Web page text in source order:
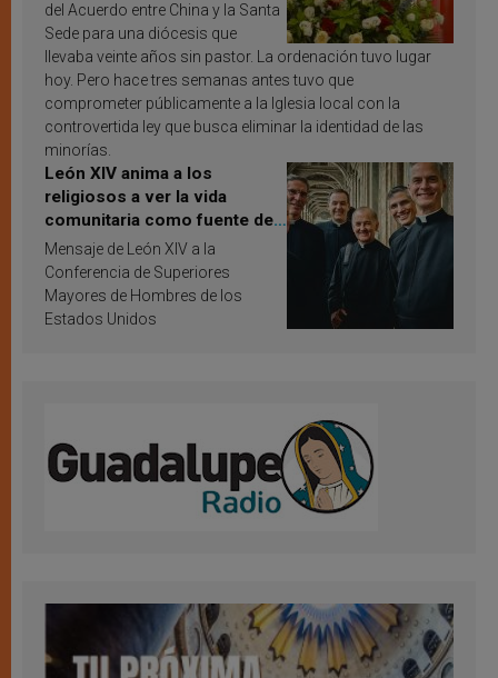
del Acuerdo entre China y la Santa
Sede para una diócesis que
llevaba veinte años sin pastor. La ordenación tuvo lugar
hoy. Pero hace tres semanas antes tuvo que
comprometer públicamente a la Iglesia local con la
controvertida ley que busca eliminar la identidad de las
minorías.
León XIV anima a los
religiosos a ver la vida
comunitaria como fuente de
inspiración y santificación
Mensaje de León XIV a la
Conferencia de Superiores
Mayores de Hombres de los
Estados Unidos